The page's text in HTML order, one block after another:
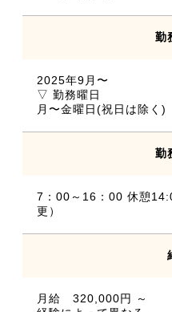
勤
2025年9月〜
▽ 勤務曜日
月〜金曜日(祝日は除く)
勤
7：00～16：00 休憩
更）
月給 320,000円 ～